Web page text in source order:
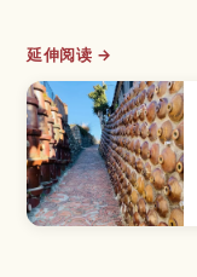
延伸阅读 →